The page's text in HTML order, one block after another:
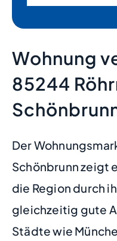
Wohnung
85244
Der
Schönbrunn zeigt
die Region durch
gleichzeitig gute
Städte wie